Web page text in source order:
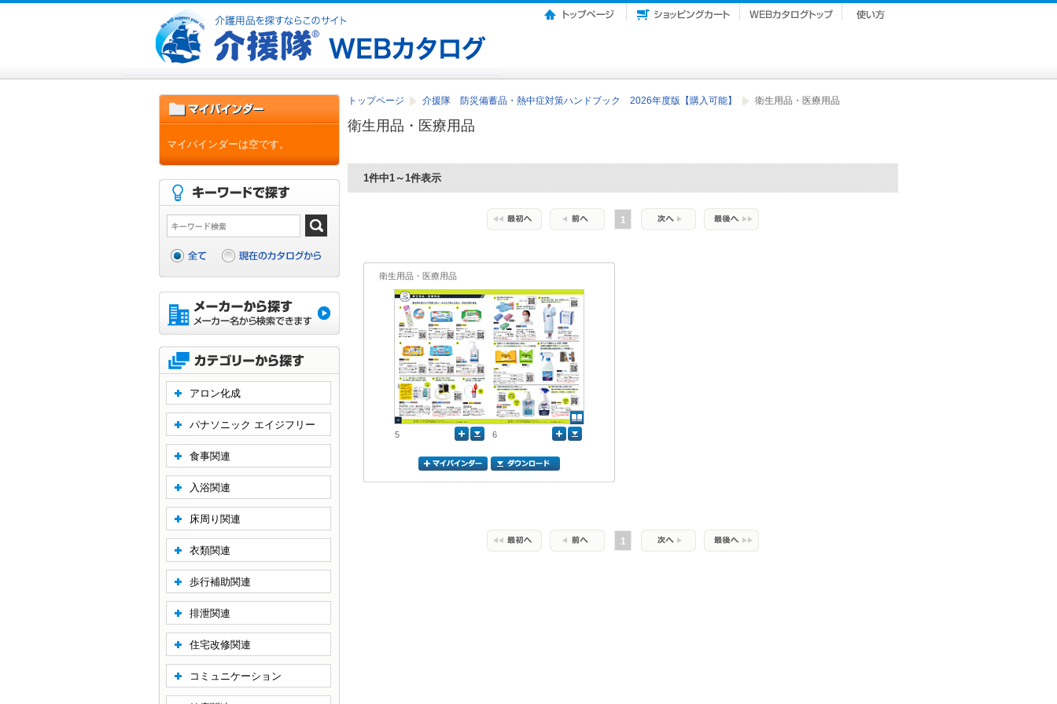
トップページ 介援隊 防災備蓄品・熱中症対策ハンドブック 2026年度版【購入可能】 衛生用品・医療用品
衛生用品・医療用品
1件中1～1件表示
1
衛生用品・医療用品
5 6
1
マイバインダーは空です。
アロン化成
パナソニック エイジフリー
食事関連
入浴関連
床周り関連
衣類関連
歩行補助関連
排泄関連
住宅改修関連
コミュニケーション